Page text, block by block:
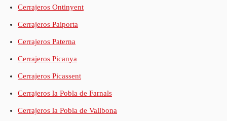
Cerrajeros Ontinyent
Cerrajeros Paiporta
Cerrajeros Paterna
Cerrajeros Picanya
Cerrajeros Picassent
Cerrajeros la Pobla de Farnals
Cerrajeros la Pobla de Vallbona